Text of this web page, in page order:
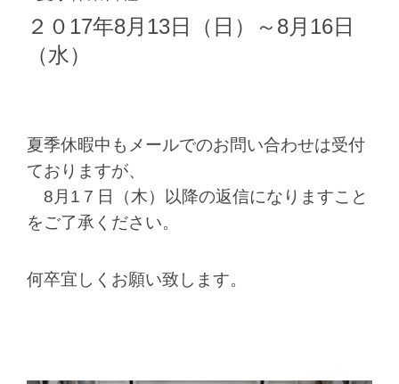
２０17年8月13日（日）～8月16日
（水）
夏季休暇中もメールでのお問い合わせは受付
ておりますが、
8月1７日（木）以降の返信になりますこと
をご了承ください。
何卒宜しくお願い致します。